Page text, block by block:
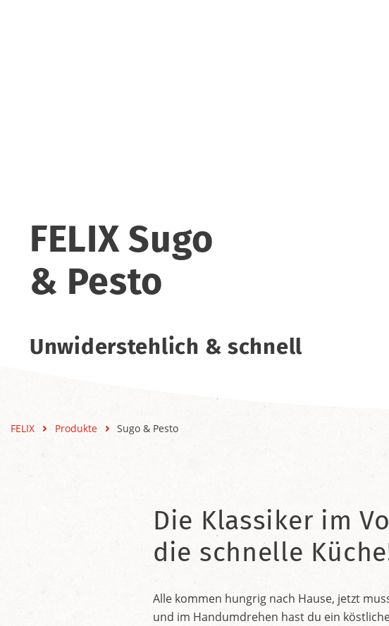
FELIX Sugo
& Pesto
Unwiderstehlich & schnell
FELIX Produkte Sugo & Pesto
Die Klassiker im
die schnelle
Alle kommen hungrig nach Hause, jetzt
und im Handumdrehen hast du ein